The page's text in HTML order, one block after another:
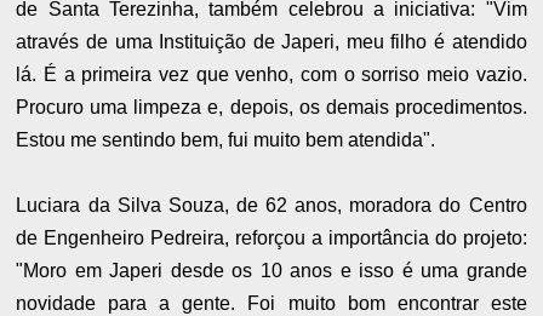
de Santa Terezinha, também celebrou a iniciativa: "Vim
através de uma Instituição de Japeri, meu filho é atendido
lá. É a primeira vez que venho, com o sorriso meio vazio.
Procuro uma limpeza e, depois, os demais procedimentos.
Estou me sentindo bem, fui muito bem atendida".
Luciara da Silva Souza, de 62 anos, moradora do Centro
de Engenheiro Pedreira, reforçou a importância do projeto:
"Moro em Japeri desde os 10 anos e isso é uma grande
novidade para a gente. Foi muito bom encontrar este